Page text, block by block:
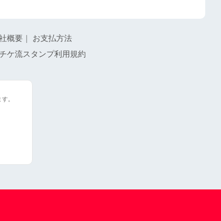
概要
お支払方法
ケ流スタンプ利用規約
。